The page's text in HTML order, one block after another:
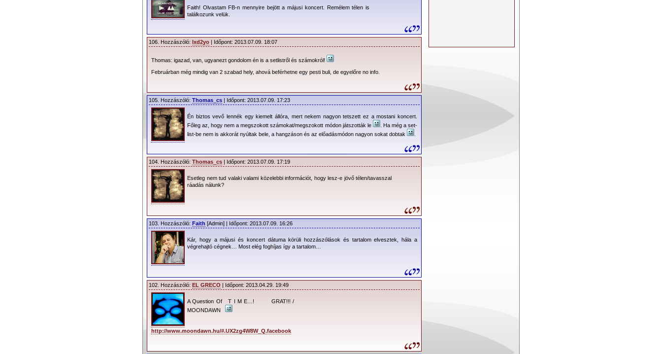
Parkolás: A Puskás Ferenc Stadion (volt Népstadion) területen nem lehetséges a
parkolás. Parkolásra legközelebb az Aréna mélygarázsát lehet használni.
Kapunyitás
- ??:?? - ??:?? ???
- ??:?? - ??:?? ???
- ??:?? - ??:?? depeCHe MODE
Beléptetés
Kordonok: A küzdőteret ismét kordon fogja kettészelni. A kordon elé csak kiemelt álló
jeggyel lehetséges a bejutás.
A Stadion megközelítése
- Budapesti tömegközlekedés -
Faith! Olvastam FB-n mennyire bejött a májusi koncert. Remélem télen is
találkozunk velük.
106. Hozzászóló: lxd2yo | Időpont: 2013.07.09. 18:07
Thomas: igazad, van, ugyanezt gondolom én is a setlistről és számokról!
Februárban még mindig van 2 szabad hely, ahová beférhetne egy pesti buli, de egyelőre no info.
105. Hozzászóló: Thomas_cs | Időpont: 2013.07.09. 17:23
Én biztos vevő lennék egy kiemelt állóra, mert nekem nagyon tetszett ez a mostani koncert.
Főleg az, hogy nem a megszokott számokat/megszokott módon játszották le
. Ha még a set-
list-be nem is akkorát nyúltak bele, a hangzáson és az előadásmódon nagyon sokat dobtak
104. Hozzászóló: Thomas_cs | Időpont: 2013.07.09. 17:19
Esetleg nem tud valaki valami közelebbi információt, hogy lesz-e jövő télen/tavasszal
ráadás nálunk?
103. Hozzászóló: Faith [Admin] | Időpont: 2013.07.09. 16:26
Kár, hogy a májusi és koncert dátuma körüli hozzászólások és tartalom elvesztek, hála a
végrehajtó cégnek… Most elég foghíjas így a tartalom…
102. Hozzászóló: EL GRECO | Időpont: 2013.04.29. 19:49
A Question Of T I M E…! GRAT!!! /
MOONDAWN
http://www.moondawn.hu/#.UX2zg4W8W_Q.facebook